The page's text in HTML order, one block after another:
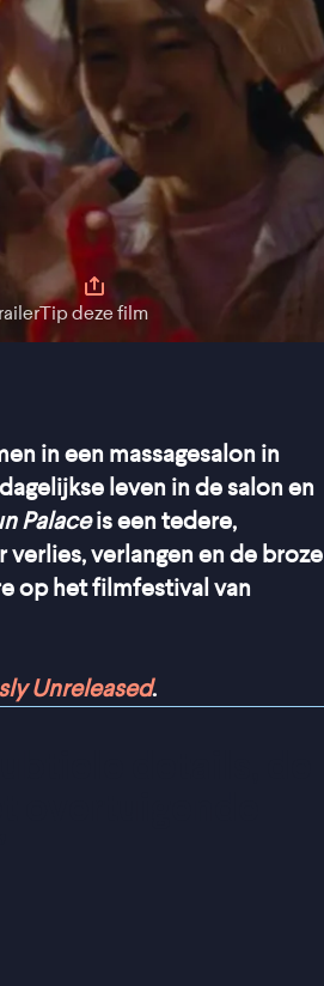
Tip deze film
in een massagesalon in
leven in de salon en
Palaceis een tedere,
verlangen en de broze
op het filmfestival van
Unreleased.